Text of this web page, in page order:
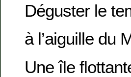
Déguster le
à l’aiguille du
Une île